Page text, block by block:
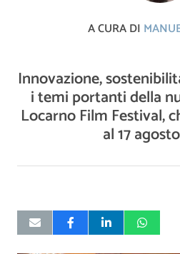
A CURA DI
Innovazione,
i temi portanti della
Locarno Film Festival,
al 17